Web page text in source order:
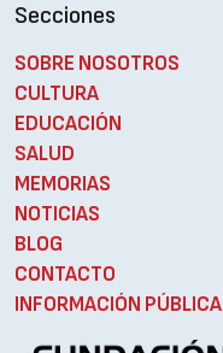
Secciones
SOBRE NOSOTROS
CULTURA
EDUCACIÓN
SALUD
MEMORIAS
NOTICIAS
BLOG
CONTACTO
INFORMACIÓN PÚBLICA